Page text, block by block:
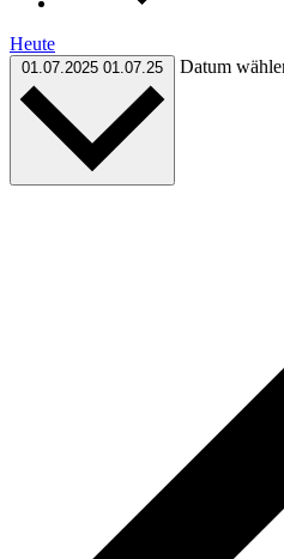
Heute
01.07.2025 01.07.25 Datum